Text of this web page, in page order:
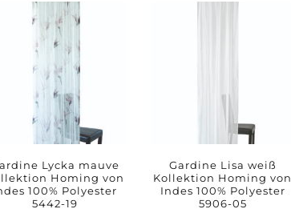
Lycka mauve
Homing von
100% Polyester
5442-19
Gardine Lisa weiß
Kollektion Homing von
Indes 100% Polyester
5906-05